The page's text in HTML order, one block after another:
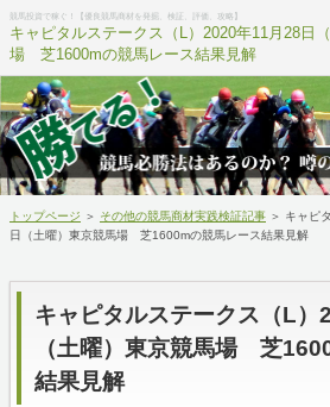
競馬投資で稼ぐ！【優良競馬商材を発掘、検証、評価、攻略】
キャピタルステークス（L）2020年11月28日
場 芝1600mの競馬レース結果見解
当サイトについて
無料プレゼント
競馬商材ランキング
競馬用語ポイント集
競馬の学校
私への相談内容
トップページ ＞ その他の競馬商材実践検証記事 ＞ キャピ
日（土曜）東京競馬場 芝1600mの競馬レース結果見解
キャピタルステークス（L）
（土曜）東京競馬場 芝
結果見解